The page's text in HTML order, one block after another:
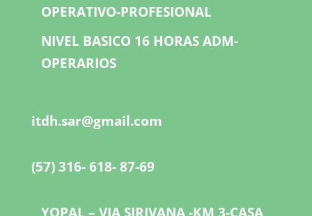
OPERATIVO-PROFESIONAL
NIVEL BASICO 16 HORAS ADM-
OPERARIOS
itdh.sar@gmail.com
(57) 316- 618- 87-69
YOPAL – VIA SIRIVANA -KM 3-CASA